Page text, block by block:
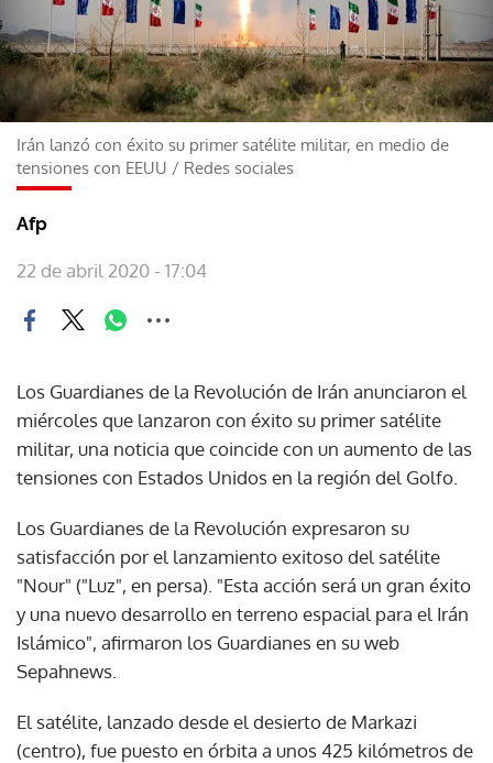
Irán lanzó con éxito su primer satélite militar, en medio de
tensiones con EEUU / Redes sociales
Afp
22 de abril 2020 - 17:04
Los Guardianes de la Revolución de Irán anunciaron el
miércoles que lanzaron con éxito su primer satélite
militar, una noticia que coincide con un aumento de las
tensiones con Estados Unidos en la región del Golfo.
Los Guardianes de la Revolución expresaron su
satisfacción por el lanzamiento exitoso del satélite
"Nour" ("Luz", en persa). "Esta acción será un gran éxito
y una nuevo desarrollo en terreno espacial para el Irán
Islámico", afirmaron los Guardianes en su web
Sepahnews.
El satélite, lanzado desde el desierto de Markazi
(centro), fue puesto en órbita a unos 425 kilómetros de